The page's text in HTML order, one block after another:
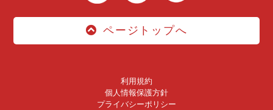
ページトップへ
利用規約
個人情報保護方針
プライバシーポリシー